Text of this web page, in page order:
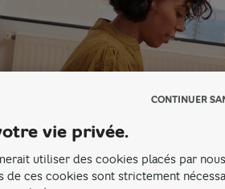
la dissolution et la
SASU fait parfois partie du cycle de
cette procédure implique des
vie privée.
utiliser des cookies placés par
de ces cookies sont strictement
CONTINUER